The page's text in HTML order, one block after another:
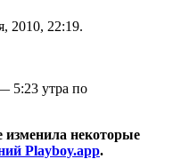
2010, 22:19.
5:23 утра по
некоторые
Playboy.app.